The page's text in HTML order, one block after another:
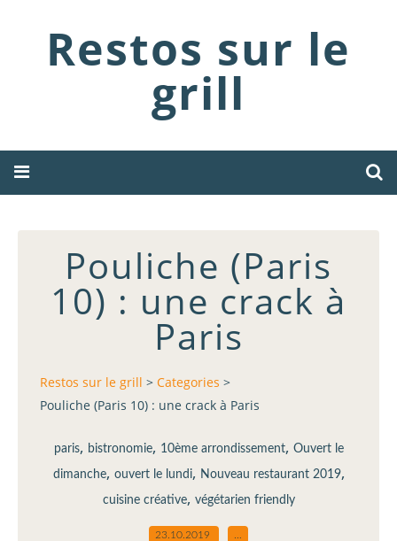
Restos sur le
grill
Pouliche (Paris
10) : une crack à
Paris
Restos sur le grill > Categories >
Pouliche (Paris 10) : une crack à Paris
paris, bistronomie, 10ème arrondissement, Ouvert le
dimanche, ouvert le lundi, Nouveau restaurant 2019,
cuisine créative, végétarien friendly
23.10.2019